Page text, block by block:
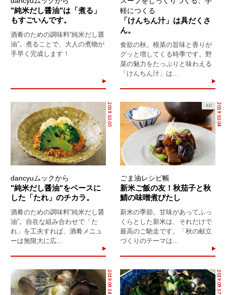
"純米だし醤油"は「煮る」
もすごいんです。
酒肴のための調味料“純米だし醤
油”。煮ることで、大人の煮物が
手早く完成します！
軽につくる
「けんちん汁」は具だくさ
ん。
食欲の秋。根菜の旨味と香りが
グッと増してくる時季です。野
菜の魅力をたっぷりと味わえる
「けんちん汁」は...
2019.10.05
dancyuムックから
"純米だし醤油"をベースに
した「たれ」のチカラ。
酒肴のための調味料“純米だし醤
油”。自在な組み合わせで「た
れ」を工夫すれば、酒肴メニュ
ーは無限大に広...
2019.10.04
AD
ごま油レシピ帳
新米ご飯の友！秋茄子と秋
鯖の味噌煮びたし
新米の季節。甘味があってふっ
くらとした新米は、それだけで
最高のご馳走です。「秋の献立
づくりのテーマは...
2019.09.18 2019.09.17